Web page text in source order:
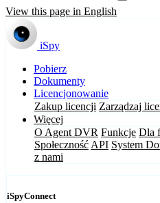
View this page in English
iSpy
Pobierz
Dokumenty
Licencjonowanie
Zakup licencji Zarządzaj
Więcej
O Agent DVR Funkcje Dla
Społeczność API System
z nami
iSpyConnect